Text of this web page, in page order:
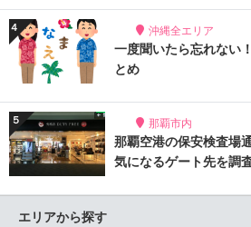
沖縄全エリア
一度聞いたら忘れない
とめ
那覇市内
那覇空港の保安検査場
気になるゲート先を調
エリアから探す